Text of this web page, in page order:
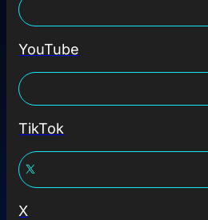
YouTube
TikTok
X